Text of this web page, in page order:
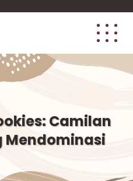
Camilan
Mendominasi